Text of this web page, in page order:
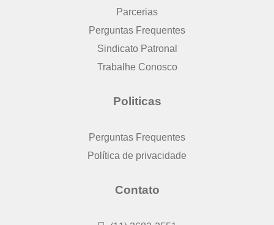
Parcerias
Perguntas Frequentes
Sindicato Patronal
Trabalhe Conosco
Politicas
Perguntas Frequentes
Política de privacidade
Contato